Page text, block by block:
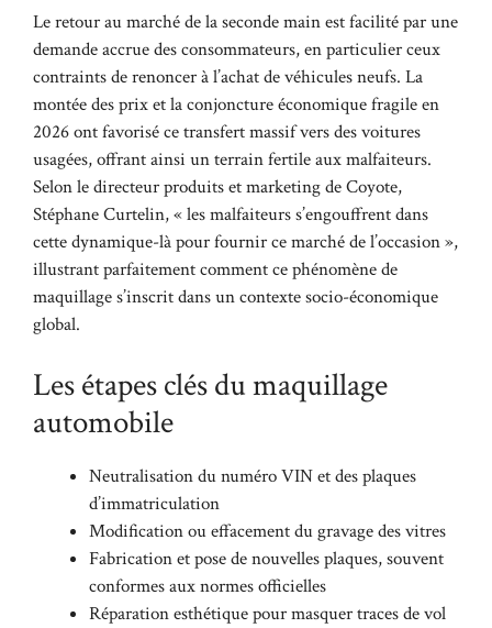
Le retour au marché de la seconde main est facilité par une
demande accrue des consommateurs, en particulier ceux
contraints de renoncer à l’achat de véhicules neufs. La
montée des prix et la conjoncture économique fragile en
2026 ont favorisé ce transfert massif vers des voitures
usagées, offrant ainsi un terrain fertile aux malfaiteurs.
Selon le directeur produits et marketing de Coyote,
Stéphane Curtelin, « les malfaiteurs s’engouffrent dans
cette dynamique-là pour fournir ce marché de l’occasion »,
illustrant parfaitement comment ce phénomène de
maquillage s’inscrit dans un contexte socio-économique
global.
Les étapes clés du maquillage
automobile
Neutralisation du numéro VIN et des plaques
d’immatriculation
Modification ou effacement du gravage des vitres
Fabrication et pose de nouvelles plaques, souvent
conformes aux normes officielles
Réparation esthétique pour masquer traces de vol